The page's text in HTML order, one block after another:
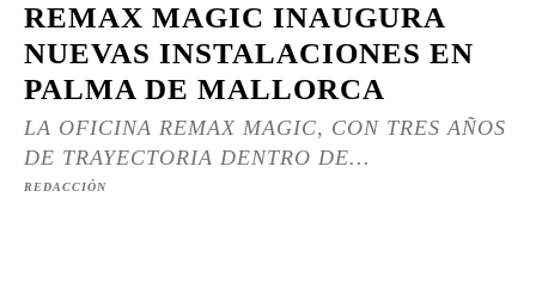
REMAX MAGIC INAUGURA
NUEVAS INSTALACIONES EN
PALMA DE MALLORCA
LA OFICINA REMAX MAGIC, CON TRES AÑOS
DE TRAYECTORIA DENTRO DE...
REDACCIÓN